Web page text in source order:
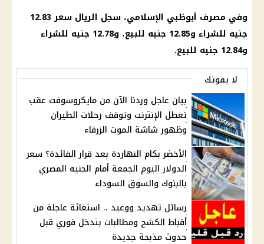
وفي مصرف أبوظبي الإسلامي، سجل الريال سعر 12.83
جنيه للشراء و12.85 جنيه للبيع، و12.78 جنيه للشراء
و12.84 جنيه للبيع.
لا يفوتك
بيان عاجل وردنا الآن من مايكروسوفت عقب
تعطل الإنترنت وتوقف رحلات الطيران
وظهور شاشة الموت الزرقاء
الأخضر بكام النهاردة بعد قرار الفائدة؟ سعر
الدولار اليوم الجمعة أمام الجنيه المصري
بالبنوك والسوق السوداء
رسائل تهديد ووعيد .. استغاثة عاجلة من
أقباط الكشح ومطالبات بتدخل فوري قبل
حدوث مذبحة جديدة